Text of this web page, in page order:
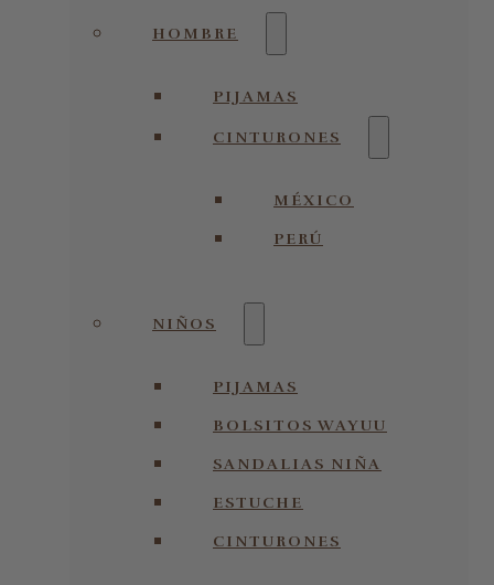
HOMBRE
PIJAMAS
CINTURONES
MÉXICO
PERÚ
NIÑOS
PIJAMAS
BOLSITOS WAYUU
SANDALIAS NIÑA
ESTUCHE
CINTURONES